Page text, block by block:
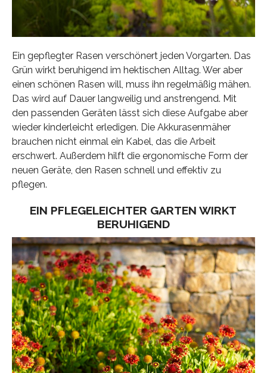
Ein gepflegter Rasen verschönert jeden Vorgarten. Das
Grün wirkt beruhigend im hektischen Alltag. Wer aber
einen schönen Rasen will, muss ihn regelmäßig mähen.
Das wird auf Dauer langweilig und anstrengend. Mit
den passenden Geräten lässt sich diese Aufgabe aber
wieder kinderleicht erledigen. Die Akkurasenmäher
brauchen nicht einmal ein Kabel, das die Arbeit
erschwert. Außerdem hilft die ergonomische Form der
neuen Geräte, den Rasen schnell und effektiv zu
pflegen.
EIN PFLEGELEICHTER GARTEN WIRKT
BERUHIGEND